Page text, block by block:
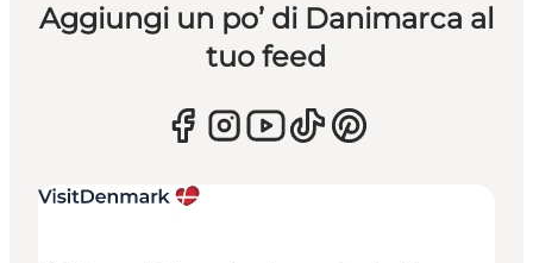
Aggiungi un po’ di Danimarca al
tuo feed